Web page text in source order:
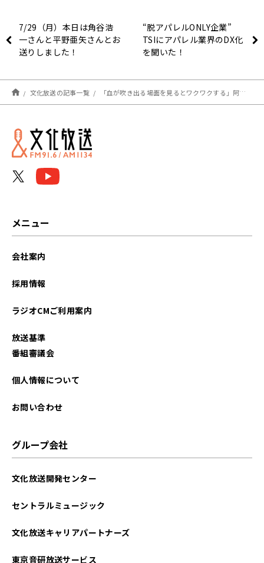
7/29（月）本日は角谷浩
一さんと平野亜矢さんとお
送りしました！
“脱アパレルONLY企業”
TSIにアパレル業界のDX化
を聞いた！
文化放送の記事一覧 「血が吹き出る場面を見るとワクワクする」阿佐ヶ谷姉妹・美穂は“ドS”だった？
メニュー
会社案内
採用情報
ラジオCMご利用案内
放送基準
番組審議会
個人情報について
お問い合わせ
グループ会社
文化放送開発センター
セントラルミュージック
文化放送キャリアパートナーズ
東京音研放送サービス